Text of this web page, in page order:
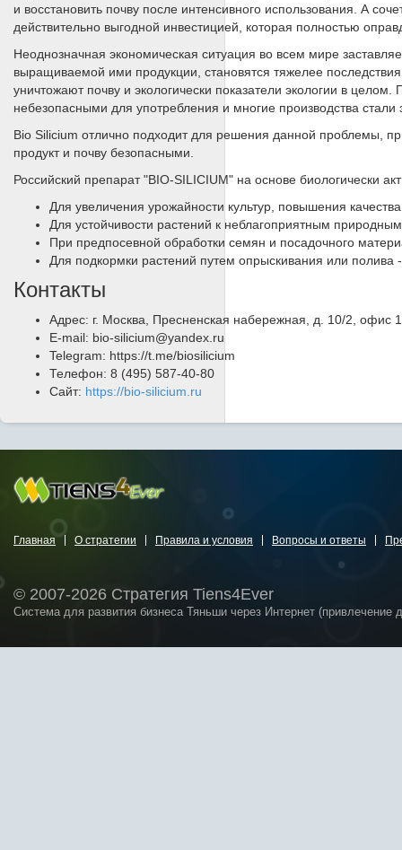
и восстановить почву после интенсивного использования. А
действительно выгодной инвестицией, которая полностью
Неоднозначная экономическая ситуация во всем мире
выращиваемой ими продукции, становятся тяжелее
уничтожают почву и экологически показатели экологии в
небезопасными для употребления и многие производства стали
Bio Silicium отлично подходит для решения данной проблемы,
продукт и почву безопасными.
Российский препарат "BIO-SILICIUM" на основе биологически
Для увеличения урожайности культур, повышения
Для устойчивости растений к неблагоприятным
При предпосевной обработки семян и посадочного
Для подкормки растений путем опрыскивания или полива
Контакты
Адрес: г. Москва, Пресненская набережная, д. 10/2, офис
E-mail: bio-silicium@yandex.ru
Telegram: https://t.me/biosilicium
Телефон: 8 (495) 587-40-80
Сайт: https://bio-silicium.ru
Главная О стратегии Правила и условия Вопросы и ответы
© 2007-2026 Стратегия Tiens4Ever
Система для развития бизнеса Тяньши через Интернет (привлечение